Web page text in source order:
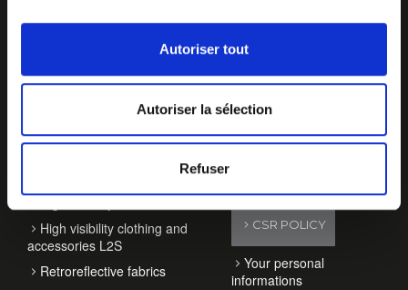
Autoriser tout
Autoriser la sélection
Refuser
OUR ACTIVITIES
Vehicle consipicuity
products
High visibility PPE
High visibility clothing and
accessories L2S
Retroreflective fabrics
ABOUT T2S
T2S
CSR POLICY
Your personal
informations